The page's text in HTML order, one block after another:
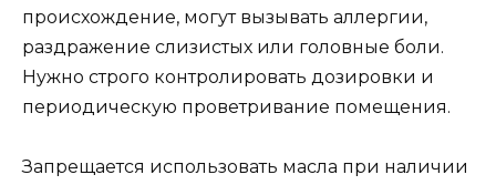
происхождение, могут вызывать аллергии,
раздражение слизистых или головные боли.
Нужно строго контролировать дозировки и
периодическую проветривание помещения.
Запрещается использовать масла при наличии